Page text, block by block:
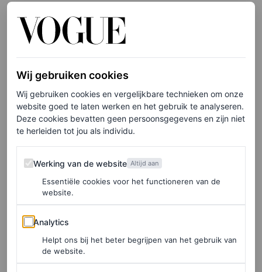
gebruik ik ook graag cocoa butter van Queen Helene.
Dat is intens, maar heel fijn. Eigenlijk wel mijn
komt. Verder gebruik ik voor mijn haar Moisture Milk
van Sheado ‘the best there is gespecialiseerd op
blackhair‘.
Ziarah:“Ik begin met het wassen van mijn gezicht. Als
ik tijd heb doe ik eyepads op van Olcay Gulsen. Deze
vind iknicewerken. Daarna gebruik ik een olie en
daarna smeer ik Skin Food van Weleda op. Verder kreeg
ik ooit een tip van een visagiste voor droge plekjes:
wolvet, dat smeer ik altijd op m’n lippen. Maar dat kun je
Wij gebruiken cookies
Wij gebruiken cookies en vergelijkbare technieken om onze
website goed te laten werken en het gebruik te analyseren.
Deze cookies bevatten geen persoonsgegevens en zijn niet
te herleiden tot jou als individu.
Werking van de website
Werking van de website Altijd aan
Essentiële cookies voor het functioneren van de
website.
Analytics
Analytics
Helpt ons bij het beter begrijpen van het gebruik van
de website.